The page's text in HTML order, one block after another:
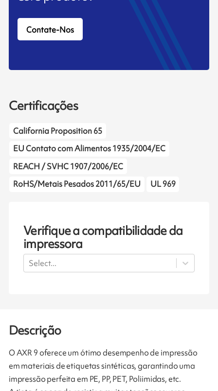
Contate-Nos
Certificações
California Proposition 65
EU Contato com Alimentos 1935/2004/EC
REACH / SVHC 1907/2006/EC
RoHS/Metais Pesados 2011/65/EU
UL 969
Verifique a compatibilidade da
impressora
Select...
Descrição
O AXR 9 oferece um ótimo desempenho de impressão
em materiais de etiquetas sintéticas, garantindo uma
impressão perfeita em PE, PP, PET, Poliimidas, etc.